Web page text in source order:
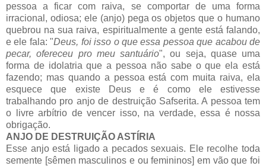
pessoa a ficar com raiva, se comportar de uma forma
irracional, odiosa; ele (anjo) pega os objetos que o humano
quebrou na sua raiva, espiritualmente a gente está falando,
e ele fala: "Deus, foi isso o que essa pessoa que acabou de
pecar, ofereceu pro meu santuário", ou seja, quase uma
forma de idolatria que a pessoa não sabe o que ela está
fazendo; mas quando a pessoa está com muita raiva, ela
esquece que existe Deus e é como ele estivesse
trabalhando pro anjo de destruição Safserita. A pessoa tem
o livre arbítrio de vencer isso, na verdade, essa é nossa
obrigação.
ANJO DE DESTRUIÇÃO ASTÍRIA
Esse anjo está ligado a pecados sexuais. Ele recolhe toda
semente [sêmen masculinos e ou femininos] em vão que foi